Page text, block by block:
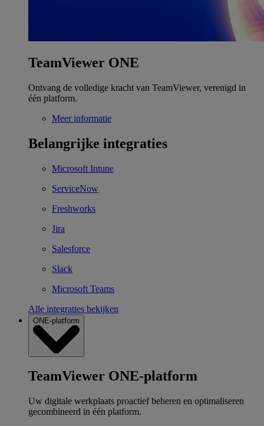
TeamViewer ONE
Ontvang de volledige kracht van TeamViewer, verenigd in
één platform.
Meer informatie
Belangrijke integraties
Microsoft Intune
ServiceNow
Freshworks
Jira
Salesforce
Slack
Microsoft Teams
Alle integraties bekijken
ONE-platform
TeamViewer ONE-platform
Uw digitale werkplaats proactief beheren en optimaliseren
gecombineerd in één platform.